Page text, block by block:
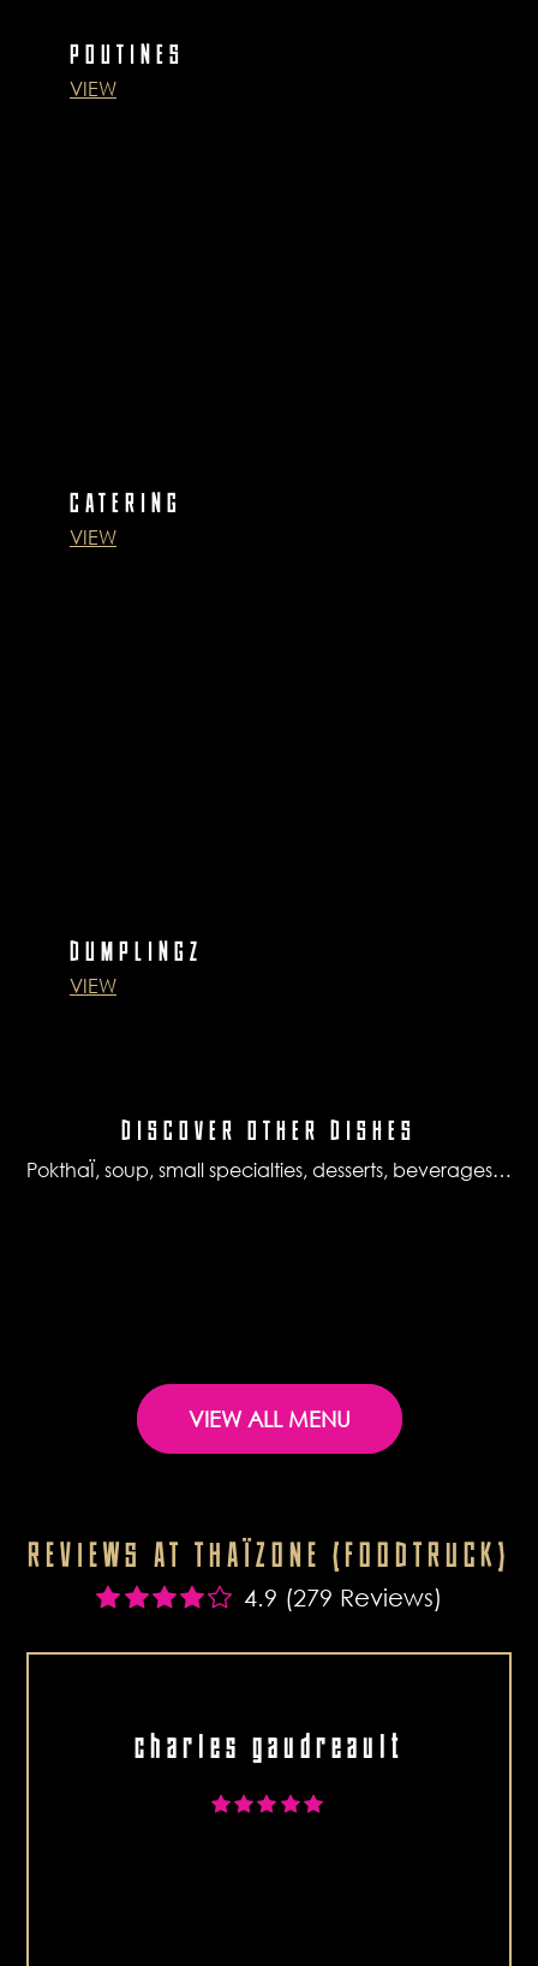
POUTINES
VIEW
CATERING
VIEW
DUMPLINGZ
VIEW
DISCOVER OTHER DISHES
PokthaÏ, soup, small specialties, desserts, beverages…
VIEW ALL MENU
REVIEWS AT THAÏZONE (FOODTRUCK)
4.9 (279 Reviews)
charles gaudreault